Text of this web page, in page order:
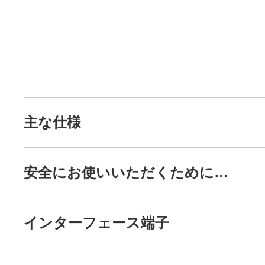
主な仕様
安全にお使いいただくために…
インターフェース端子